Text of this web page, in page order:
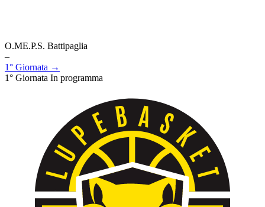
O.ME.P.S. Battipaglia
–
1° Giornata →
1° Giornata In programma